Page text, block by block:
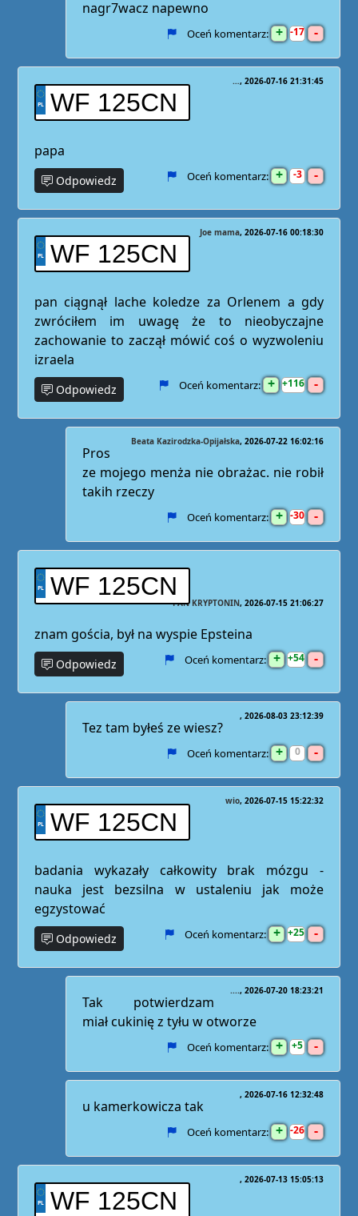
nagr7wacz napewno
Oceń komentarz: + 17 -
WF 125CN
… 2026-07-16 21:31:45
papa
Odpowiedz Oceń komentarz: + 3 -
WF 125CN
Joe mama 2026-07-16 00:18:30
pan ciągnął lache koledze za Orlenem a gdy
zwróciłem im uwagę że to nieobyczajne
zachowanie to zaczął mówić coś o wyzwoleniu
izraela
Odpowiedz Oceń komentarz: + 116 -
Beata Kazirodzka-Opijałska 2026-07-22 16:02:16
Pros
ze mojego menża nie obrażac. nie robił
takih rzeczy
Oceń komentarz: + 30 -
WF 125CN
PAN KRYPTONIN 2026-07-15 21:06:27
znam gościa, był na wyspie Epsteina
Odpowiedz Oceń komentarz: + 54 -
2026-08-03 23:12:39
Tez tam byłeś ze wiesz?
Oceń komentarz: + 0 -
WF 125CN
wio 2026-07-15 15:22:32
badania wykazały całkowity brak mózgu -
nauka jest bezsilna w ustaleniu jak może
egzystować
Odpowiedz Oceń komentarz: + 25 -
.... 2026-07-20 18:23:21
Tak potwierdzam
miał cukinię z tyłu w otworze
Oceń komentarz: + 5 -
2026-07-16 12:32:48
u kamerkowicza tak
Oceń komentarz: + 26 -
WF 125CN
2026-07-13 15:05:13